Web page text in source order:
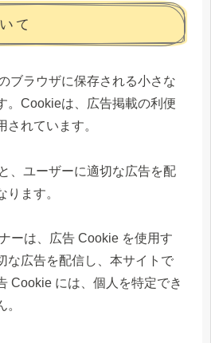
て
ブラウザに保存される小さな
。Cookieは、広告掲載の利便
れています。
、ユーザーに適切な広告を配
ます。
ーは、広告 Cookie を使用す
な広告を配信し、本サイトで
Cookie には、個人を特定でき